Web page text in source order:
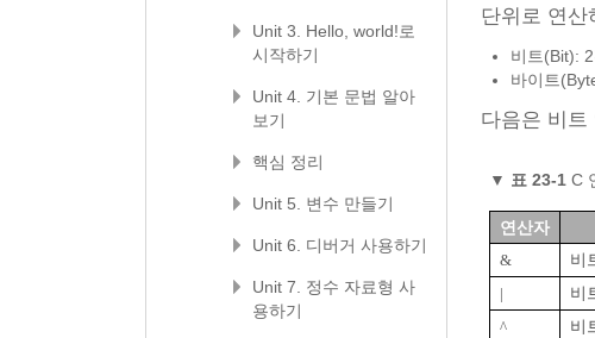
단위로 연산
비트(Bit):
바이트
다음은 비트
▼ 표 23‑1C
연산자
& 비
비
^ 비
Unit 3. Hello, world!로
시작하기
Unit 4. 기본 문법 알아
보기
핵심 정리
Unit 5. 변수 만들기
Unit 6. 디버거 사용하기
Unit 7. 정수 자료형 사
용하기